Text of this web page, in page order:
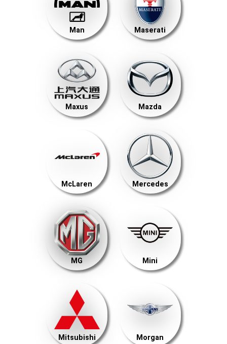
Man Maserati
Maxus Mazda
McLaren Mercedes
MG Mini
Mitsubishi Morgan